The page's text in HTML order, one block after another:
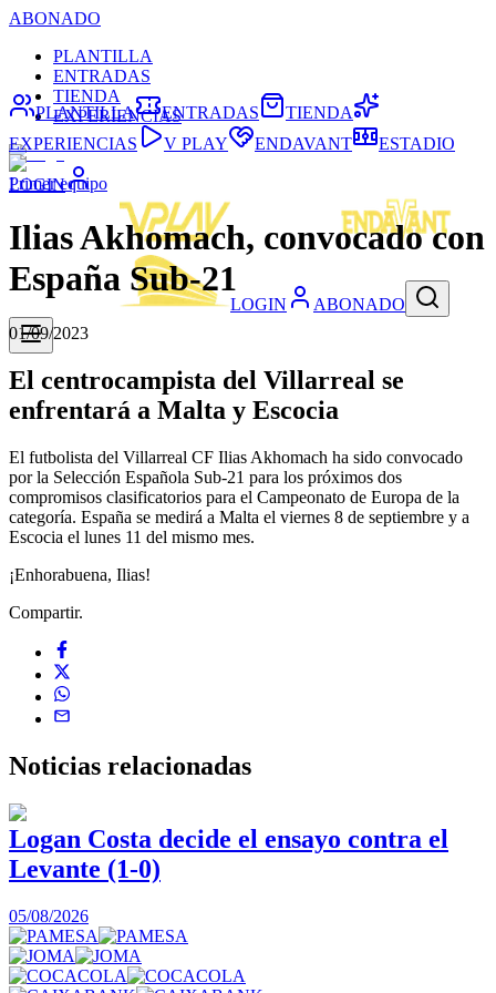
ABONADO
PLANTILLA
ENTRADAS
TIENDA
EXPERIENCIAS
LOGIN
LOGIN ABONADO
PLANTILLA ENTRADAS
TIENDA
EXPERIENCIAS
V PLAY ENDAVANT ESTADIO
Primer equipo
Ilias Akhomach, convocado con
España Sub-21
01/09/2023
El centrocampista del Villarreal se
enfrentará a Malta y Escocia
El futbolista del Villarreal CF Ilias Akhomach ha sido convocado
por la Selección Española Sub-21 para los próximos dos
compromisos clasificatorios para el Campeonato de Europa de la
categoría. España se medirá a Malta el viernes 8 de septiembre y a
Escocia el lunes 11 del mismo mes.
¡Enhorabuena, Ilias!
Compartir.
Noticias relacionadas
Logan Costa decide el ensayo contra el
Levante (1-0)
05/08/2026